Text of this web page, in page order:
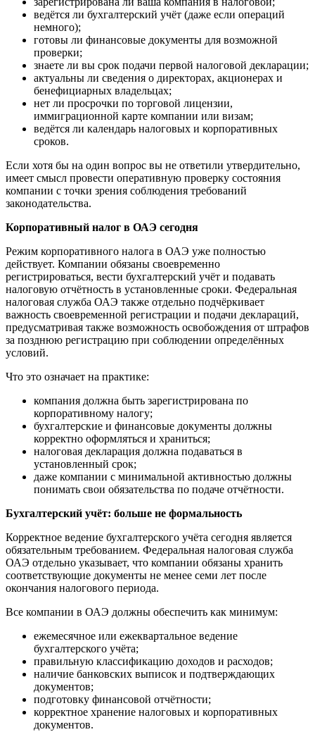
ведётся ли бухгалтерский учёт (даже если операций
немного);
готовы ли финансовые документы для возможной
проверки;
знаете ли вы срок подачи первой налоговой декларации;
актуальны ли сведения о директорах, акционерах и
бенефициарных владельцах;
нет ли просрочки по торговой лицензии,
иммиграционной карте компании или визам;
ведётся ли календарь налоговых и корпоративных
сроков.
Если хотя бы на один вопрос вы не ответили утвердительно,
имеет смысл провести оперативную проверку состояния
компании с точки зрения соблюдения требований
законодательства.
Корпоративный налог в ОАЭ сегодня
Режим корпоративного налога в ОАЭ уже полностью
действует. Компании обязаны своевременно
регистрироваться, вести бухгалтерский учёт и подавать
налоговую отчётность в установленные сроки. Федеральная
налоговая служба ОАЭ также отдельно подчёркивает
важность своевременной регистрации и подачи деклараций,
предусматривая также возможность освобождения от штрафов
за позднюю регистрацию при соблюдении определённых
условий.
Что это означает на практике:
компания должна быть зарегистрирована по
корпоративному налогу;
бухгалтерские и финансовые документы должны
корректно оформляться и храниться;
налоговая декларация должна подаваться в
установленный срок;
даже компании с минимальной активностью должны
понимать свои обязательства по подаче отчётности.
Бухгалтерский учёт: больше не формальность
Корректное ведение бухгалтерского учёта сегодня является
обязательным требованием. Федеральная налоговая служба
ОАЭ отдельно указывает, что компании обязаны хранить
соответствующие документы не менее семи лет после
окончания налогового периода.
Все компании в ОАЭ должны обеспечить как минимум:
ежемесячное или ежеквартальное ведение
бухгалтерского учёта;
правильную классификацию доходов и расходов;
наличие банковских выписок и подтверждающих
документов;
подготовку финансовой отчётности;
корректное хранение налоговых и корпоративных
документов.